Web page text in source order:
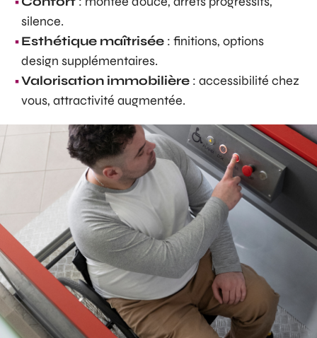
silence.
Esthétique maîtrisée : finitions, options
design supplémentaires.
Valorisation immobilière : accessibilité chez
vous, attractivité augmentée.